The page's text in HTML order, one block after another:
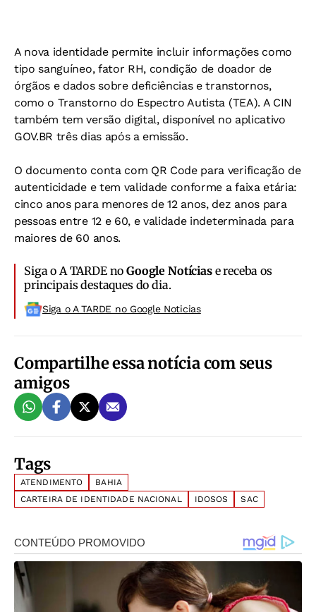
A nova identidade permite incluir informações como
tipo sanguíneo, fator RH, condição de doador de
órgãos e dados sobre deficiências e transtornos,
como o Transtorno do Espectro Autista (TEA). A CIN
também tem versão digital, disponível no aplicativo
GOV.BR três dias após a emissão.
O documento conta com QR Code para verificação de
autenticidade e tem validade conforme a faixa etária:
cinco anos para menores de 12 anos, dez anos para
pessoas entre 12 e 60, e validade indeterminada para
maiores de 60 anos.
Siga o A TARDE noGoogle Notíciase receba os
principais destaques do dia.
Siga o A TARDE no Google Noticias
Compartilhe essa notícia com seus
amigos
Tags
ATENDIMENTO
BAHIA
CARTEIRA DE IDENTIDADE NACIONAL
IDOSOS SAC